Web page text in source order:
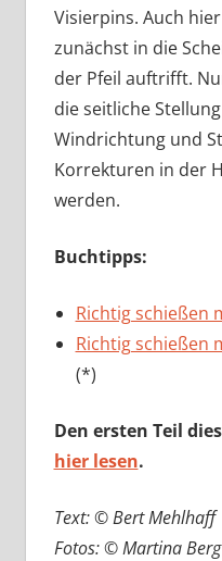
Visierpins. Auch
zunächst in die
der Pfeil auftrifft.
die seitliche
Windrichtung und
Korrekturen in der
werden.
Buchtipps:
Richtig schießen
Richtig schießen
(*)
Den ersten Teil
hier lesen.
Text: © Bert Mehlhaff
Fotos: © Martina Berg